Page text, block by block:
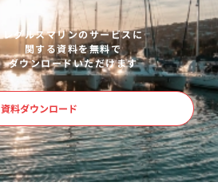
レグルスマリンのサービスに
関する資料を無料で
ダウンロードいただけます
資料ダウンロード